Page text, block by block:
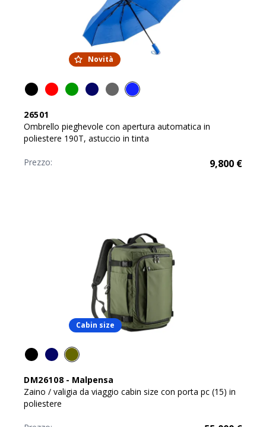
Novità
26501
Ombrello pieghevole con apertura automatica in
poliestere 190T, astuccio in tinta
Prezzo: 9,800 €
Cabin size
DM26108 - Malpensa
Zaino / valigia da viaggio cabin size con porta pc (15) in
poliestere